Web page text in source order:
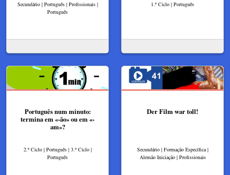
Secundário | Português | Profissionais |
Português
1.º Ciclo | Português
Português num minuto:
termina em «-ão» ou em «-
am»?
2.º Ciclo | Português | 3.º Ciclo |
Português
Der Film war toll!
Secundário | Formação Específica |
Alemão Iniciação | Profissionais